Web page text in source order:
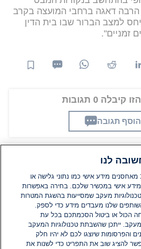
דאגה ברחבי המועצה בקרב
למצב הברור שבו בית הדין
זמניים".
0 תגובות
הוסף תגובה
הראשון להגיב
לנו
מאחסנים מידע אישי כמו נתוני גלישה או
למידע אישי במכשיר שלכם. בחירה באפשרות
מעקב שמסייעות בהשגת המטרות
שלנו מעבדים מידע כדי לספק.
הכול או ביטול הסכמתכם בכל עת
ייתכן שהשבתת טכנולוגיות המעקב
והפרסומות שיוצגו לכם לא יהיו חלק
להציג שוב את התפריט כדי לשנות את